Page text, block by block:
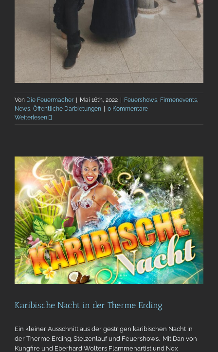
Von Die Feuermacher Mai 16th, 2022 Feuershows, Firmenevents,
News, Öffentliche Darbietungen
0 Kommentare
Weiterlesen
Karibische Nacht in der Therme Erding
Ein kleiner Ausschnitt aus der gestrigen karibischen Nacht in
der Therme Erding. Stelzenlauf und Feuershows. Mit Dan von
Kungfire und Eberhard Wolters Flammenartist und Nox